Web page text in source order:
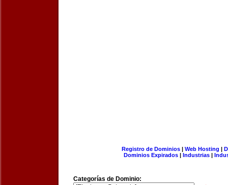
Registro de Dominios| Web Hosting |
Dominios Expirados | Industrias |
Categorías de Dominio: